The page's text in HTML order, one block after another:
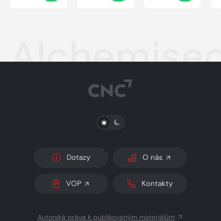
PŘEPNOUT SVĚTLÝ/TMAVÝ REŽIM
Dotazy O nás
VOP Kontakty
Autorská práva k publikovaným materiálům